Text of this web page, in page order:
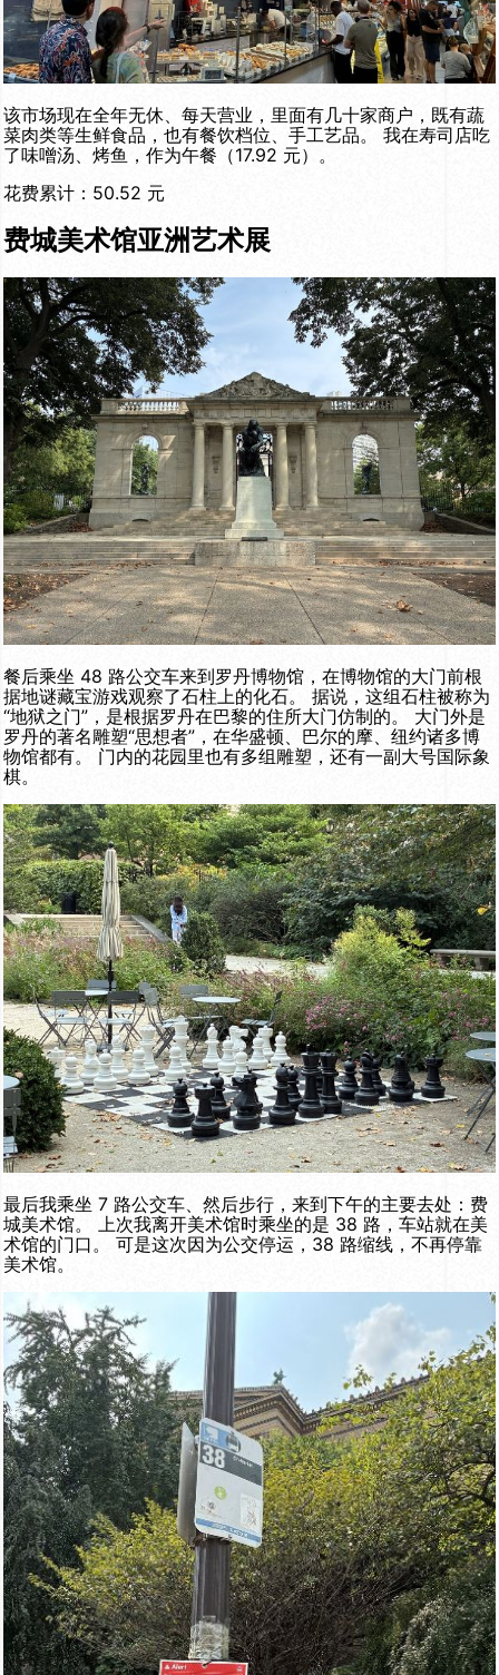
该市场现在全年无休、每天营业，里面有几十家商户，既有蔬
菜肉类等生鲜食品，也有餐饮档位、手工艺品。 我在寿司店吃
了味噌汤、烤鱼，作为午餐（17.92 元）。
花费累计：50.52 元
费城美术馆亚洲艺术展
餐后乘坐 48 路公交车来到罗丹博物馆，在博物馆的大门前根
据地谜藏宝游戏观察了石柱上的化石。 据说，这组石柱被称为
“地狱之门”，是根据罗丹在巴黎的住所大门仿制的。 大门外是
罗丹的著名雕塑“思想者”，在华盛顿、巴尔的摩、纽约诸多博
物馆都有。 门内的花园里也有多组雕塑，还有一副大号国际象
棋。
最后我乘坐 7 路公交车、然后步行，来到下午的主要去处：费
城美术馆。 上次我离开美术馆时乘坐的是 38 路，车站就在美
术馆的门口。 可是这次因为公交停运，38 路缩线，不再停靠
美术馆。